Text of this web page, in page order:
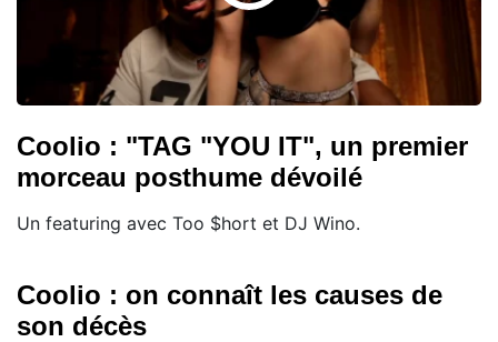
Coolio : "TAG "YOU IT", un premier
morceau posthume dévoilé
Un featuring avec Too $hort et DJ Wino.
Coolio : on connaît les causes de
son décès